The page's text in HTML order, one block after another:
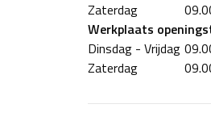
Zaterdag
Werkplaats
Dinsdag - Vrijdag
Zaterdag